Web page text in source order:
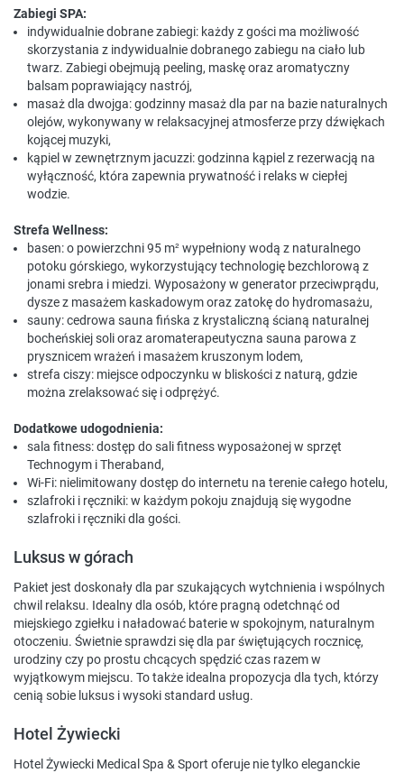
Zabiegi SPA:
indywidualnie dobrane zabiegi: każdy z gości ma możliwość
skorzystania z indywidualnie dobranego zabiegu na ciało lub
twarz. Zabiegi obejmują peeling, maskę oraz aromatyczny
balsam poprawiający nastrój,
masaż dla dwojga: godzinny masaż dla par na bazie naturalnych
olejów, wykonywany w relaksacyjnej atmosferze przy dźwiękach
kojącej muzyki,
kąpiel w zewnętrznym jacuzzi: godzinna kąpiel z rezerwacją na
wyłączność, która zapewnia prywatność i relaks w ciepłej
wodzie.
Strefa Wellness:
basen: o powierzchni 95 m² wypełniony wodą z naturalnego
potoku górskiego, wykorzystujący technologię bezchlorową z
jonami srebra i miedzi. Wyposażony w generator przeciwprądu,
dysze z masażem kaskadowym oraz zatokę do hydromasażu,
sauny: cedrowa sauna fińska z krystaliczną ścianą naturalnej
bocheńskiej soli oraz aromaterapeutyczna sauna parowa z
prysznicem wrażeń i masażem kruszonym lodem,
strefa ciszy: miejsce odpoczynku w bliskości z naturą, gdzie
można zrelaksować się i odprężyć.
Dodatkowe udogodnienia:
sala fitness: dostęp do sali fitness wyposażonej w sprzęt
Technogym i Theraband,
Wi-Fi: nielimitowany dostęp do internetu na terenie całego hotelu,
szlafroki i ręczniki: w każdym pokoju znajdują się wygodne
szlafroki i ręczniki dla gości.
Luksus w górach
Pakiet jest doskonały dla par szukających wytchnienia i wspólnych
chwil relaksu. Idealny dla osób, które pragną odetchnąć od
miejskiego zgiełku i naładować baterie w spokojnym, naturalnym
otoczeniu. Świetnie sprawdzi się dla par świętujących rocznicę,
urodziny czy po prostu chcących spędzić czas razem w
wyjątkowym miejscu. To także idealna propozycja dla tych, którzy
cenią sobie luksus i wysoki standard usług.
Hotel Żywiecki
Hotel Żywiecki Medical Spa & Sport oferuje nie tylko eleganckie